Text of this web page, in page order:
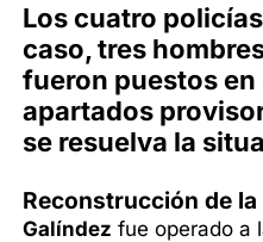
Los cuatro
caso, tres
fueron puestos
apartados
se resuelva la
Reconstrucción de
Galíndez fue operado a